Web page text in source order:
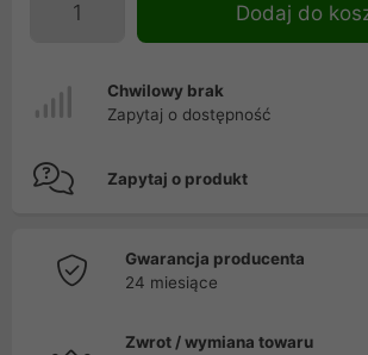
Dodaj do
Chwilowy brak
Zapytaj o dostępność
Zapytaj o produkt
Gwarancja producenta
24 miesiące
Zwrot / wymiana towaru